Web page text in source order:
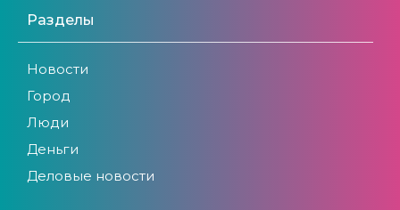
Разделы
Новости
Город
Люди
Деньги
Деловые новости